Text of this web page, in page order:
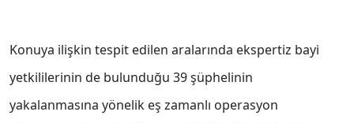
Konuya ilişkin tespit edilen aralarında ekspertiz bayi
yetkililerinin de bulunduğu 39 şüphelinin
yakalanmasına yönelik eş zamanlı operasyon